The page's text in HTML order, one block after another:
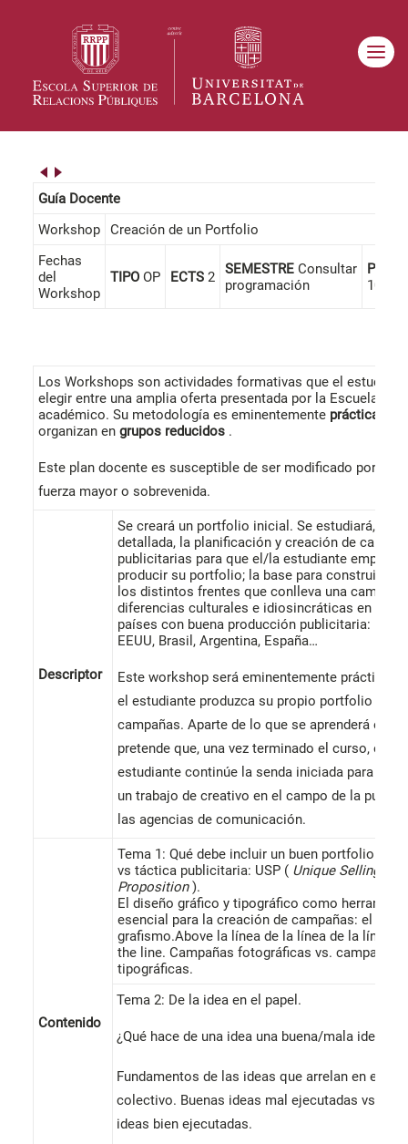
Guía Docente
Workshop
Creación de un Portfolio
Fechas
del
Workshop
TIPO OP ECTS 2 SEMESTRE Consultar
programación
100%
Los Workshops son actividades formativas que el
elegir entre una amplia oferta presentada por la Escuela
académico. Su metodología es eminentemente práctica
organizan en grupos reducidos .
Este plan docente es susceptible de ser modificado por
fuerza mayor o sobrevenida.
Descriptor
Se creará un portfolio inicial. Se estudiará, de
detallada, la planificación y creación de
publicitarias para que el/la estudiante empiece
producir su portfolio; la base para construirlas
los distintos frentes que conlleva una
diferencias culturales e idiosincráticas en
países con buena producción publicitaria:
EEUU, Brasil, Argentina, España…
Este workshop será eminentemente práctico
el estudiante produzca su propio portfolio de
campañas. Aparte de lo que se aprenderá en
pretende que, una vez terminado el curso, el/la
estudiante continúe la senda iniciada para
un trabajo de creativo en el campo de la
las agencias de comunicación.
Contenido
Tema 1: Qué debe incluir un buen portfolio.
vs táctica publicitaria: USP ( Unique Selling
Proposition).
El diseño gráfico y tipográfico como
esencial para la creación de campañas: el
grafismo.Above la línea de la línea de la línea:
the line. Campañas fotográficas vs. campañas
tipográficas.
Tema 2: De la idea en el papel.
¿Qué hace de una idea una buena/mala idea?
Fundamentos de las ideas que arrelan en el
colectivo. Buenas ideas mal ejecutadas vs
ideas bien ejecutadas.